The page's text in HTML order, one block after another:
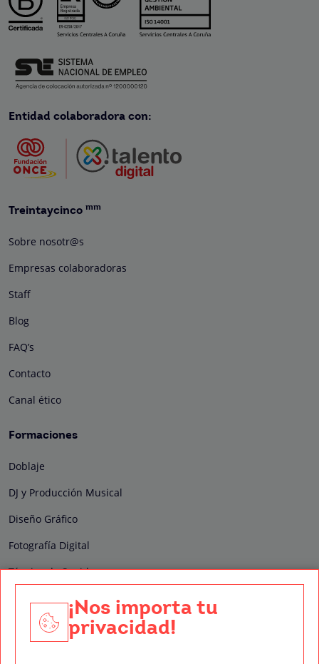
Entidad colaboradora con:
Treintaycinco mm
Sobre nosotr@s
Empresas colaboradoras
Staff
Blog
FAQ’s
Contacto
Canal ético
Formaciones
Doblaje
DJ y Producción Musical
Diseño Gráfico
Fotografía Digital
Técnico de Sonido
Edición y Postproducción de Vídeo
Nuestros sellos de calidad
¡Nos importa tu
privacidad!